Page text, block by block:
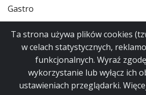
Gastro
Zajęcia
Instytucje
Usługi
Ta strona używa plików cookies
w celach statystycznych,
funkcjonalnych. Wyraź
wykorzystanie lub wyłącz ich
ustawieniach przeglądarki.